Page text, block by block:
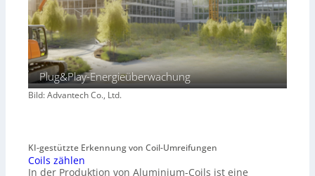
Plug&Play-Energieüberwachung
Bild: Advantech Co., Ltd.
KI-gestützte Erkennung von Coil-Umreifungen
Coils zählen
In der Produktion von Aluminium-Coils ist eine